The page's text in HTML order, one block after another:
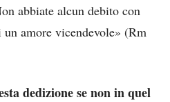
abbiate alcun debito con
amore vicendevole» (Rm
dedizione se non in quel